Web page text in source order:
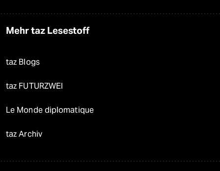
Mehr taz Lesestoff
taz Blogs
taz FUTURZWEI
Le Monde diplomatique
taz Archiv